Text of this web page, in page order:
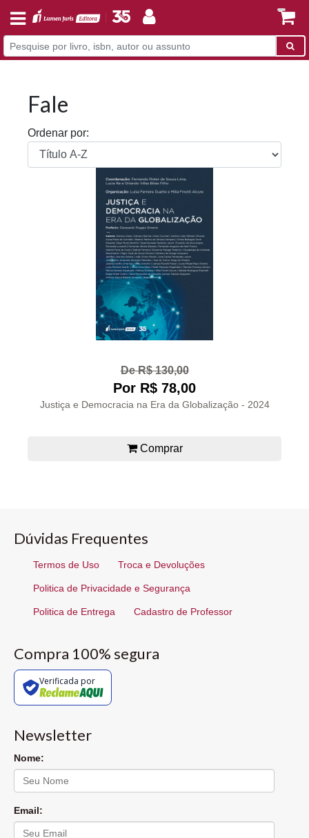
Fale
Ordenar por:
De R$ 130,00
Por R$ 78,00
Justiça e Democracia na Era da Globalização - 2024
Comprar
Dúvidas Frequentes
Termos de Uso Troca e Devoluções
Politica de Privacidade e Segurança
Politica de Entrega Cadastro de Professor
Compra 100% segura
Verificada por
Newsletter
Nome:
Email: